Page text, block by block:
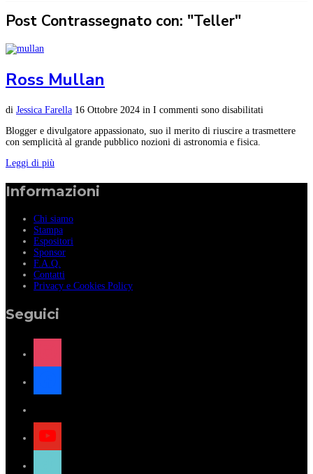
Post Contrassegnato con: "Teller"
Ross Mullan
di Jessica Farella 16 Ottobre 2024 in I commenti sono disabilitati
Blogger e divulgatore appassionato, suo il merito di riuscire a trasmettere
con semplicità al grande pubblico nozioni di astronomia e fisica.
Leggi di più
Informazioni
Chi siamo
Stampa
Espositori
Sponsor
F.A.Q.
Contatti
Privacy e Cookies Policy
Seguici
instagram
facebook
x
youtube
tiktok